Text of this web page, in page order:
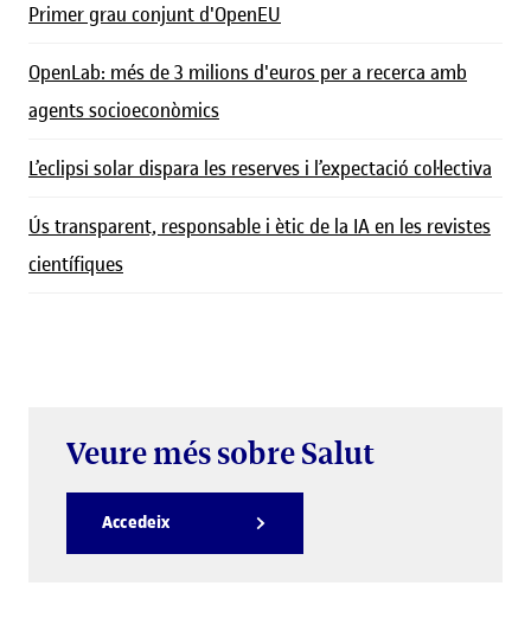
Primer grau conjunt d'OpenEU
OpenLab: més de 3 milions d'euros per a recerca amb
agents socioeconòmics
L’eclipsi solar dispara les reserves i l’expectació col·lectiva
Ús transparent, responsable i ètic de la IA en les revistes
científiques
Veure més sobre Salut
Accedeix